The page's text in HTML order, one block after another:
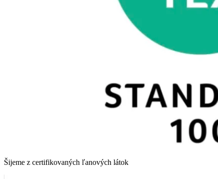
Šijeme z certifikovaných ľanových látok